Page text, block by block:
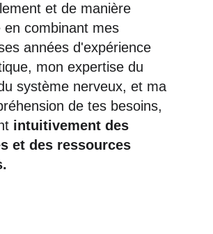
et de manière
en combinant mes
années d'expérience
mon expertise du
système nerveux, et ma
de tes besoins,
intuitivement des
et des ressources